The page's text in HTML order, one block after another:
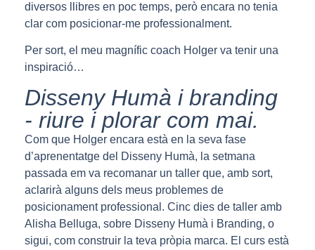
diversos llibres en poc temps, però encara no tenia
clar com posicionar-me professionalment.
Per sort, el meu magnífic coach Holger va tenir una
inspiració…
Disseny Humà i branding
- riure i plorar com mai.
Com que Holger encara està en la seva fase
d’aprenentatge del Disseny Humà, la setmana
passada em va recomanar un taller que, amb sort,
aclarirà alguns dels meus problemes de
posicionament professional. Cinc dies de taller amb
Alisha Belluga, sobre Disseny Humà i Branding, o
sigui, com construir la teva pròpia marca. El curs està